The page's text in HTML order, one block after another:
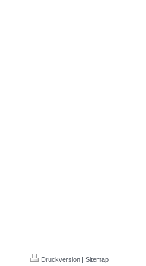
Druckversion | Sitemap